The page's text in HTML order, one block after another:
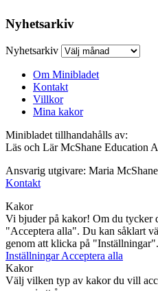
Nyhetsarkiv
Nyhetsarkiv
Om Minibladet
Kontakt
Villkor
Mina kakor
Minibladet tillhandahålls av:
Läs och Lär McShane Education
Ansvarig utgivare: Maria McShane
Kontakt
Kakor
Vi bjuder på kakor! Om du tycker
"Acceptera alla". Du kan såklart
genom att klicka på "Inställningar".
InställningarAcceptera alla
Kakor
Välj vilken typ av kakor du vill